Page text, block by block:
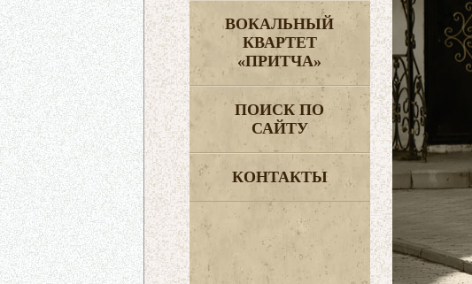
ВОКАЛЬНЫЙ
КВАРТЕТ
«ПРИТЧА»
ПОИСК ПО
САЙТУ
КОНТАКТЫ